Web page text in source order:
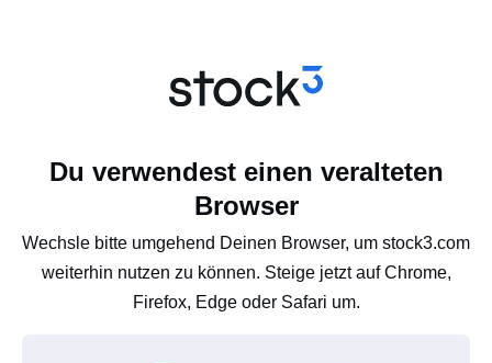
Du verwendest einen veralteten
Browser
Wechsle bitte umgehend Deinen Browser, um stock3.com
weiterhin nutzen zu können. Steige jetzt auf Chrome,
Firefox, Edge oder Safari um.